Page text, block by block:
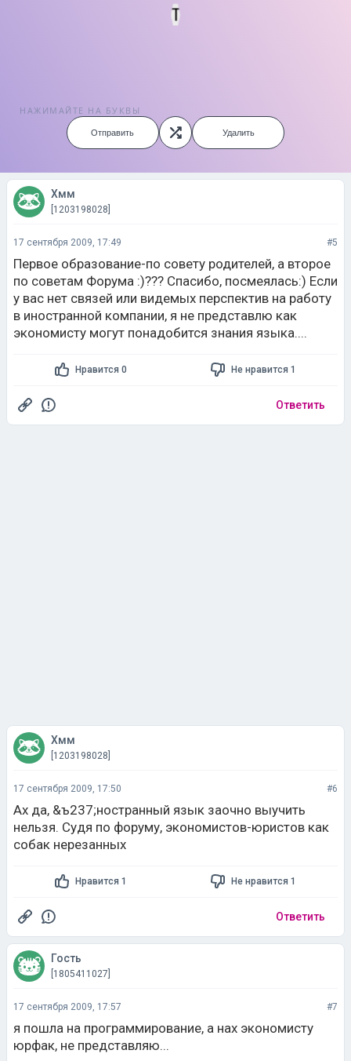
Т
НАЖИМАЙТЕ НА БУКВЫ
Отправить Удалить
Хмм
[1203198028]
17 сентября 2009, 17:49 #5
Первое образование-по совету родителей, а второе
по советам Форума :)??? Спасибо, посмеялась:) Если
у вас нет связей или видемых перспектив на работу
в иностранной компании, я не представлю как
экономисту могут понадобится знания языка....
Нравится 0 Не нравится 1
Ответить
Хмм
[1203198028]
17 сентября 2009, 17:50 #6
Ах да, &ъ237;ностранный язык заочно выучить
нельзя. Судя по форуму, экономистов-юристов как
собак нерезанных
Нравится 1 Не нравится 1
Ответить
Гость
[1805411027]
17 сентября 2009, 17:57 #7
я пошла на программирование, а нах экономисту
юрфак, не представляю...